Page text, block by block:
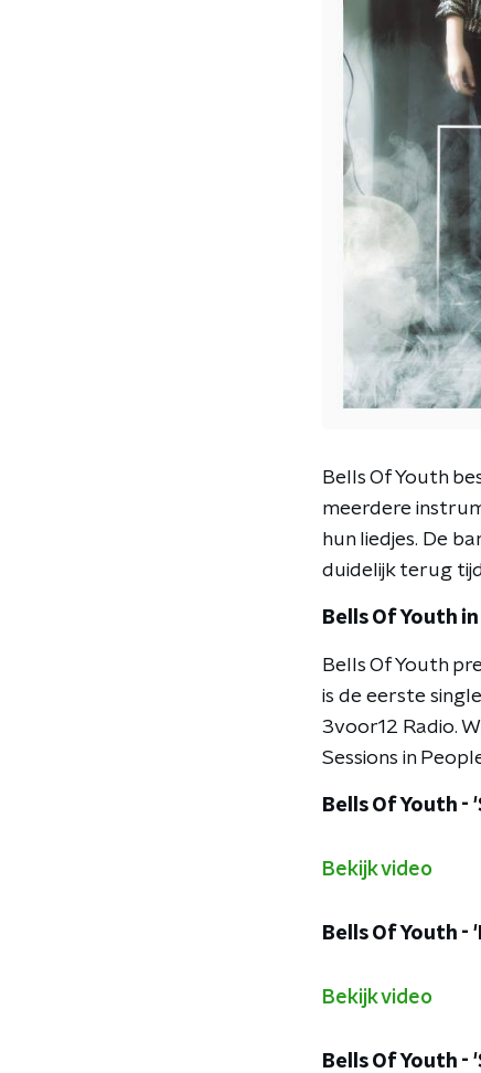
Bells Of Youth
meerdere
hun liedjes. De
duidelijk terug
Bells Of Youth
Bells Of Youth
is de eerste
3voor12 Radio.
Sessions in
Bells Of Youth -
Bekijk video
Bells Of Youth -
Bekijk video
Bells Of Youth -